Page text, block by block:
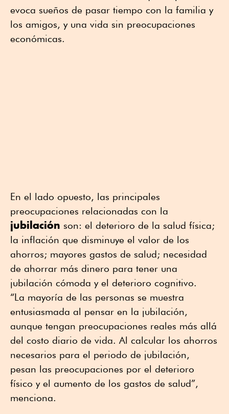
evoca sueños de pasar tiempo con la familia y
los amigos, y una vida sin preocupaciones
económicas.
En el lado opuesto, las principales
preocupaciones relacionadas con la
jubilación son: el deterioro de la salud física;
la inflación que disminuye el valor de los
ahorros; mayores gastos de salud; necesidad
de ahorrar más dinero para tener una
jubilación cómoda y el deterioro cognitivo.
“La mayoría de las personas se muestra
entusiasmada al pensar en la jubilación,
aunque tengan preocupaciones reales más allá
del costo diario de vida. Al calcular los ahorros
necesarios para el periodo de jubilación,
pesan las preocupaciones por el deterioro
físico y el aumento de los gastos de salud”,
menciona.